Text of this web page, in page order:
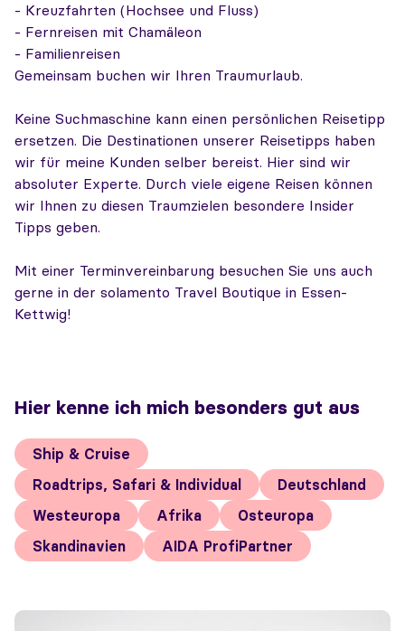
- Kreuzfahrten (Hochsee und Fluss)
- Fernreisen mit Chamäleon
- Familienreisen
Gemeinsam buchen wir Ihren Traumurlaub.
Keine Suchmaschine kann einen persönlichen Reisetipp
ersetzen. Die Destinationen unserer Reisetipps haben
wir für meine Kunden selber bereist. Hier sind wir
absoluter Experte. Durch viele eigene Reisen können
wir Ihnen zu diesen Traumzielen besondere Insider
Tipps geben.
Mit einer Terminvereinbarung besuchen Sie uns auch
gerne in der solamento Travel Boutique in Essen-
Kettwig!
Hier kenne ich mich besonders gut aus
Ship & Cruise
Roadtrips, Safari & Individual
Deutschland
Westeuropa
Afrika
Osteuropa
Skandinavien
AIDA ProfiPartner